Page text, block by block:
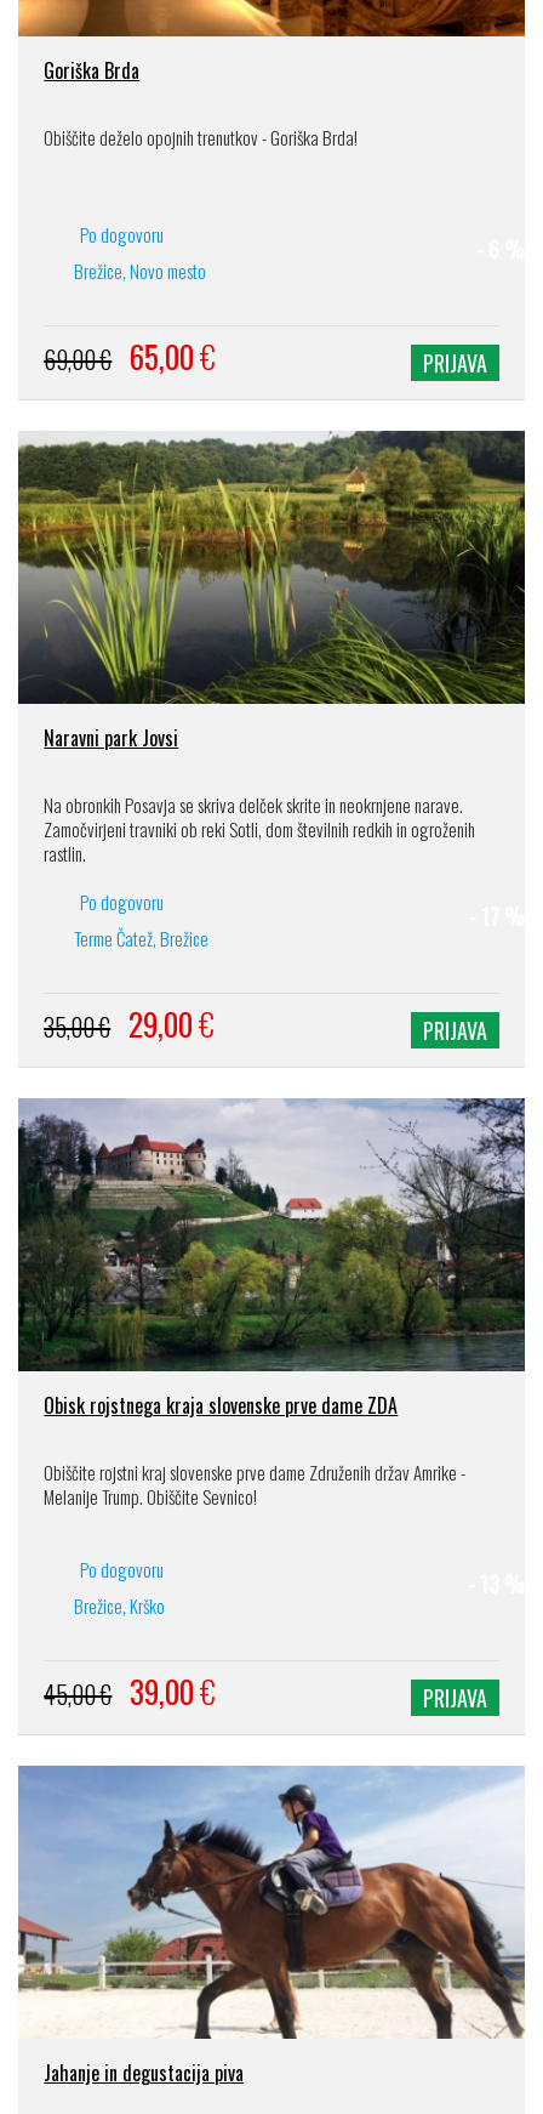
Goriška Brda
Obiščite deželo opojnih trenutkov - Goriška Brda!
Po dogovoru
Brežice, Novo mesto
69,00 € 65,00€ PRIJAVA
Naravni park Jovsi
Na obronkih Posavja se skriva delček skrite in neokrnjene narave.
Zamočvirjeni travniki ob reki Sotli, dom številnih redkih in ogroženih
rastlin.
Po dogovoru
Terme Čatež, Brežice
35,00 € 29,00€ PRIJAVA
Obisk rojstnega kraja slovenske prve dame ZDA
Obiščite rojstni kraj slovenske prve dame Združenih držav Amrike -
Melanije Trump. Obiščite Sevnico!
Po dogovoru
Brežice, Krško
45,00 € 39,00€ PRIJAVA
Jahanje in degustacija piva